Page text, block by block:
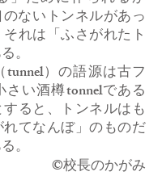
ないトンネルがあっ
れは「ふさがれたト
。
）の語源は古フ
い酒樽tonnelである
ると、トンネルはも
てなんぼ」のものだ
。
​©校長のかがみ